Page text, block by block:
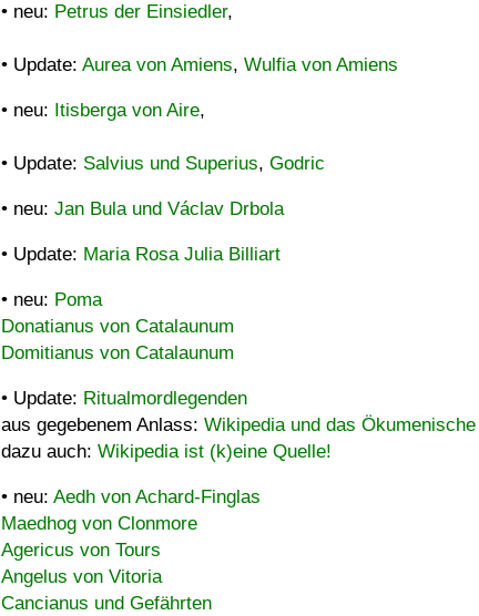
• neu: Petrus der Einsiedler,
• Update: Aurea von Amiens, Wulfia von Amiens
• neu: Itisberga von Aire,
• Update: Salvius und Superius, Godric
• neu: Jan Bula und Václav Drbola
• Update: Maria Rosa Julia Billiart
• neu: Poma
Donatianus von Catalaunum
Domitianus von Catalaunum
• Update: Ritualmordlegenden
aus gegebenem Anlass: Wikipedia und das
dazu auch: Wikipedia ist (k)eine Quelle!
• neu: Aedh von Achard-Finglas
Maedhog von Clonmore
Agericus von Tours
Angelus von Vitoria
Cancianus und Gefährten